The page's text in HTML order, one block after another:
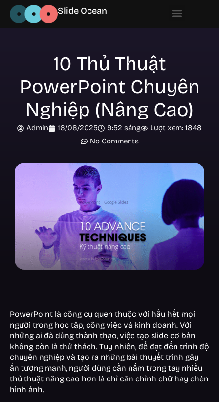
Slide Ocean
10 Thủ Thuật
PowerPoint Chuyên
Nghiệp (Nâng Cao)
Admin 16/08/2025 9:52 sáng
Lượt xem: 1848
No Comments
PowerPoint là công cụ quen thuộc với hầu hết mọi
người trong học tập, công việc và kinh doanh. Với
những ai đã dùng thành thạo, việc tạo slide cơ bản
không còn là thử thách. Tuy nhiên, để đạt đến trình độ
chuyên nghiệp và tạo ra những bài thuyết trình gây
ấn tượng mạnh, người dùng cần nắm trong tay nhiều
thủ thuật nâng cao hơn là chỉ căn chỉnh chữ hay chèn
hình ảnh.